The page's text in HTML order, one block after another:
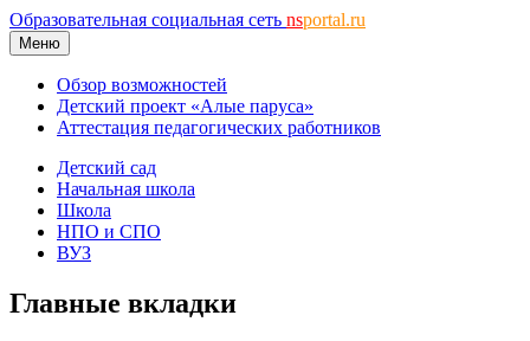
Образовательная социальная сеть nsportal.ru
Меню
Обзор возможностей
Детский проект «Алые паруса»
Аттестация педагогических работников
Детский сад
Начальная школа
Школа
НПО и СПО
ВУЗ
Главные вкладки